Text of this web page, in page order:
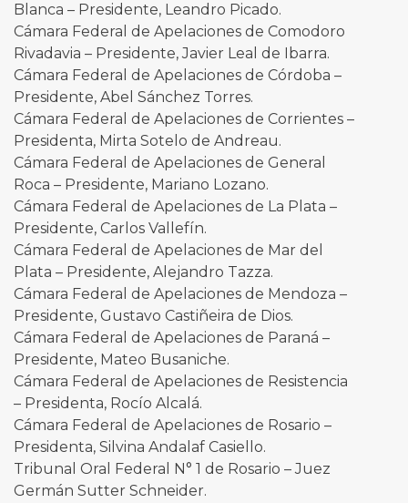
Blanca – Presidente, Leandro Picado.
Cámara Federal de Apelaciones de Comodoro
Rivadavia – Presidente, Javier Leal de Ibarra.
Cámara Federal de Apelaciones de Córdoba –
Presidente, Abel Sánchez Torres.
Cámara Federal de Apelaciones de Corrientes –
Presidenta, Mirta Sotelo de Andreau.
Cámara Federal de Apelaciones de General
Roca – Presidente, Mariano Lozano.
Cámara Federal de Apelaciones de La Plata –
Presidente, Carlos Vallefín.
Cámara Federal de Apelaciones de Mar del
Plata – Presidente, Alejandro Tazza.
Cámara Federal de Apelaciones de Mendoza –
Presidente, Gustavo Castiñeira de Dios.
Cámara Federal de Apelaciones de Paraná –
Presidente, Mateo Busaniche.
Cámara Federal de Apelaciones de Resistencia
– Presidenta, Rocío Alcalá.
Cámara Federal de Apelaciones de Rosario –
Presidenta, Silvina Andalaf Casiello.
Tribunal Oral Federal N° 1 de Rosario – Juez
Germán Sutter Schneider.